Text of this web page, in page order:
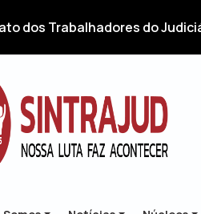
dos Trabalhadores do